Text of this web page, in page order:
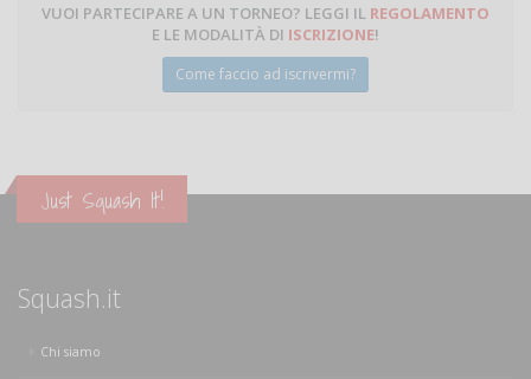
VUOI PARTECIPARE A UN TORNEO? LEGGI IL REGOLAMENTO
E LE MODALITÀ DI ISCRIZIONE!
Come faccio ad iscrivermi?
Just Squash It!
Squash.it
Chi siamo